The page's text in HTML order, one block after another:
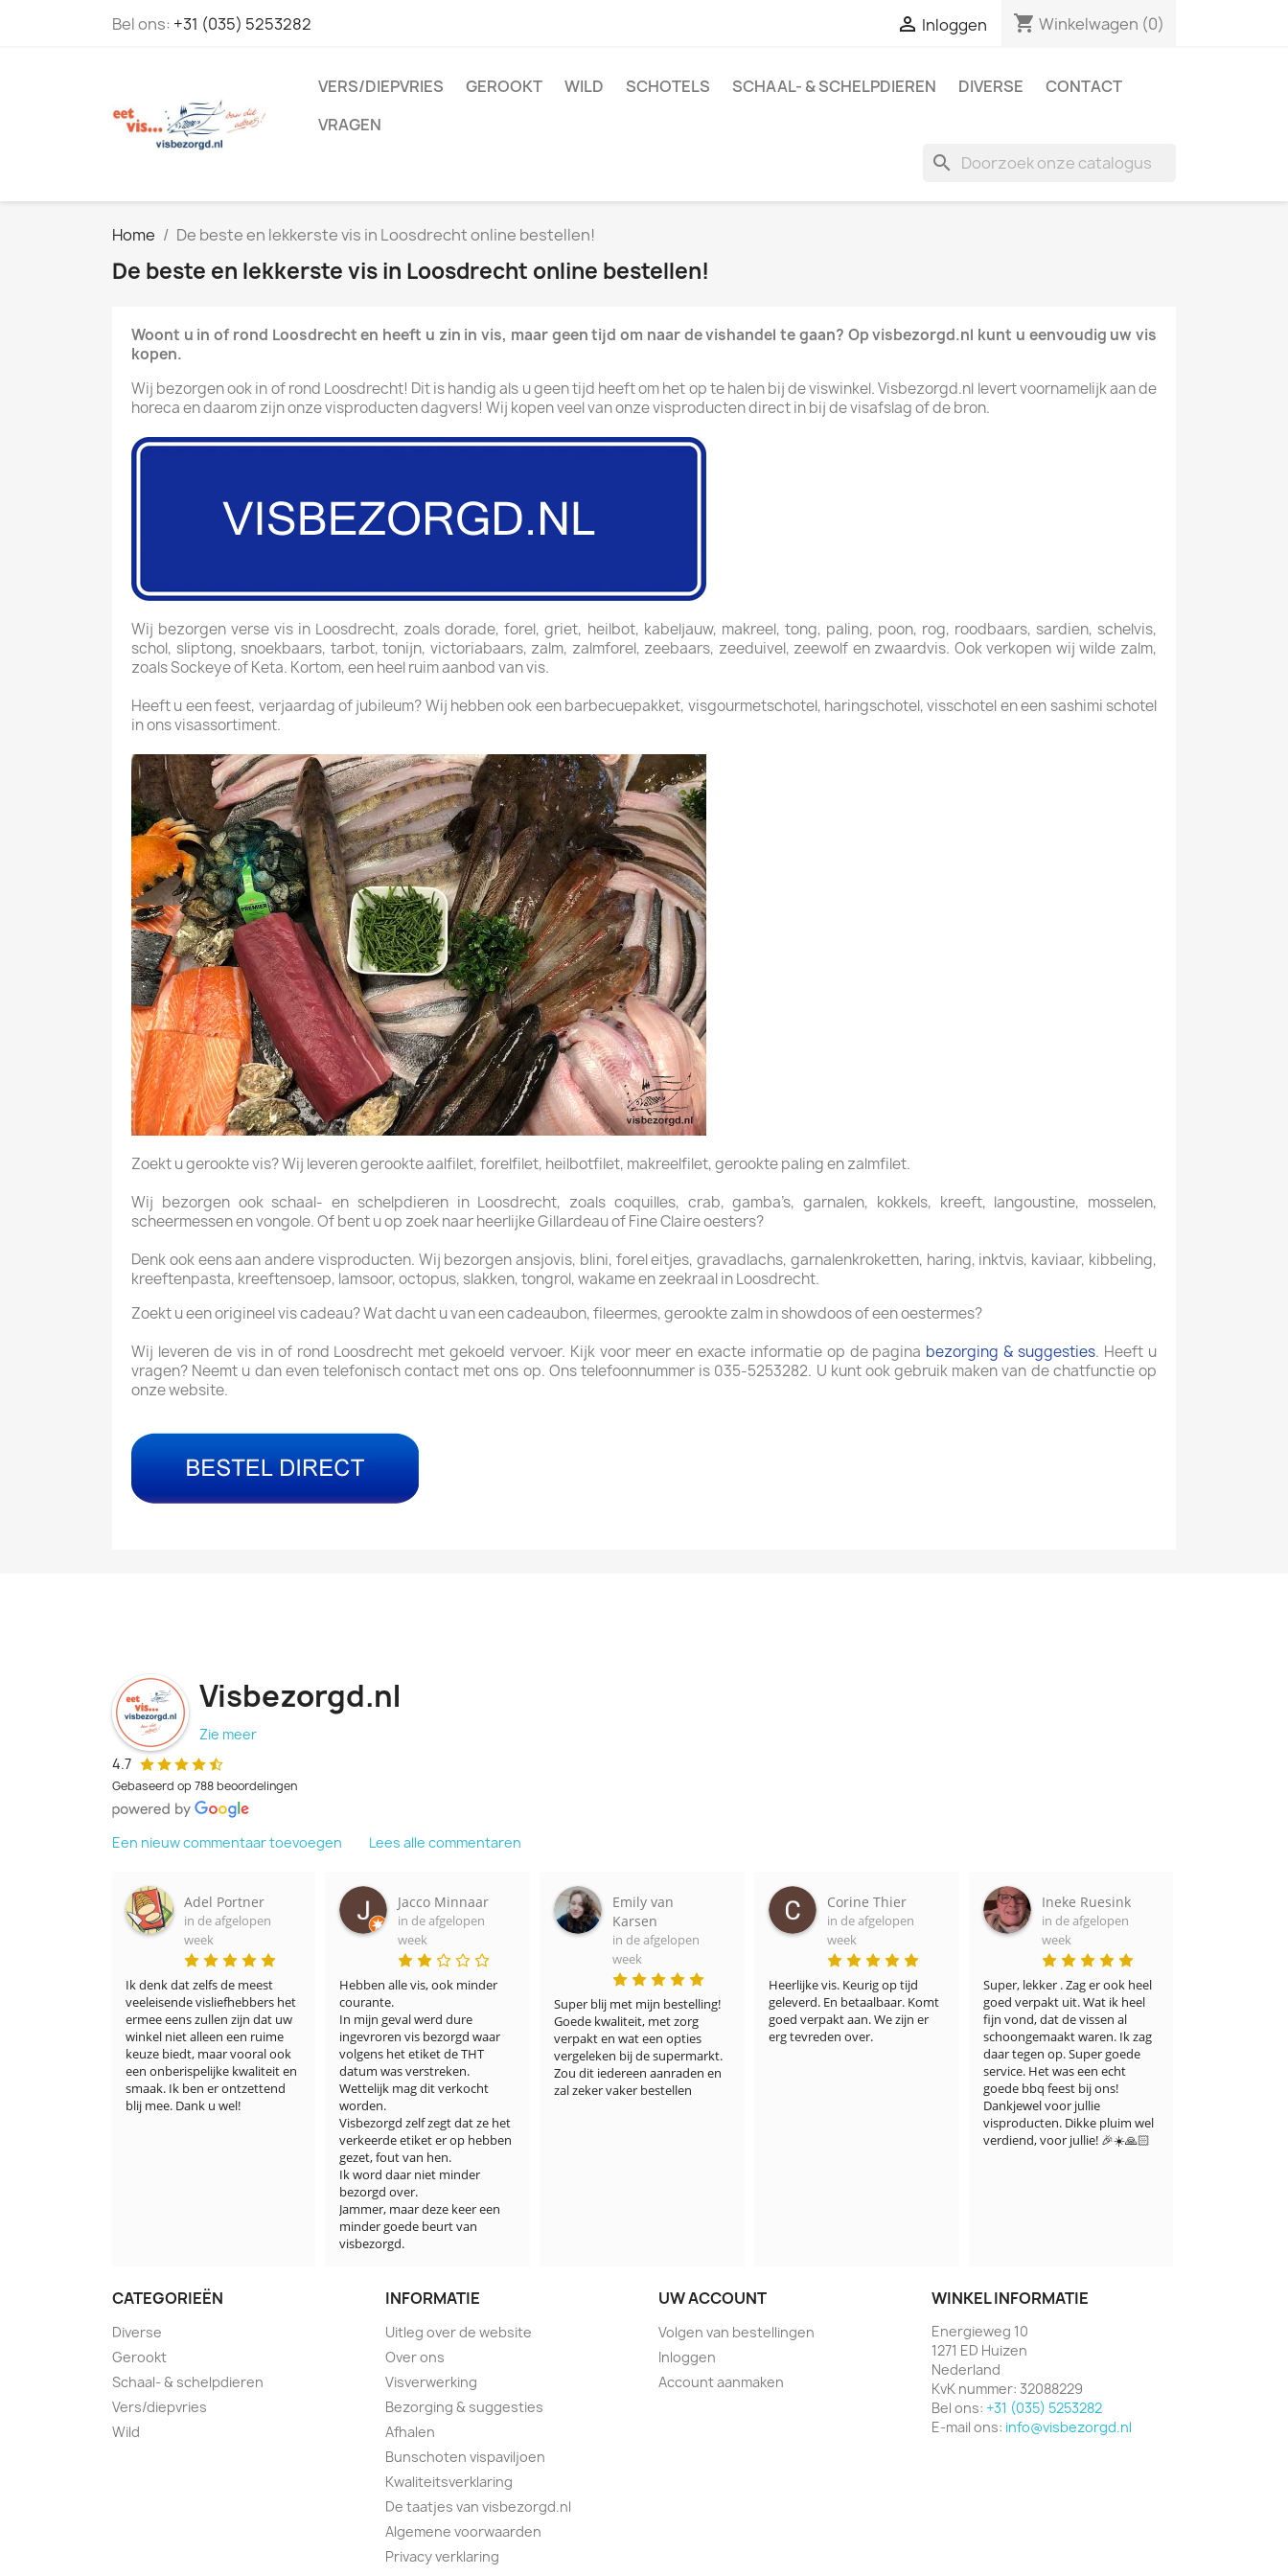
Bel ons: +31 (035) 5253282  Inloggen shopping_cart Winkelwagen (0)
VERS/DIEPVRIES GEROOKT WILD SCHOTELS SCHAAL- & SCHELPDIEREN DIVERSE
CONTACT
VRAGEN
search
Home De beste en lekkerste vis in Loosdrecht online bestellen!
De beste en lekkerste vis in Loosdrecht online bestellen!
Woont u in of rond Loosdrecht en heeft u zin in vis, maar geen tijd om naar de vishandel te gaan? Op visbezorgd.nl kunt u eenvoudig uw vis
kopen.
Wij bezorgen ook in of rond Loosdrecht! Dit is handig als u geen tijd heeft om het op te halen bij de viswinkel. Visbezorgd.nl levert voornamelijk aan de
horeca en daarom zijn onze visproducten dagvers! Wij kopen veel van onze visproducten direct in bij de visafslag of de bron.
Wij bezorgen verse vis in Loosdrecht, zoals dorade, forel, griet, heilbot, kabeljauw, makreel, tong, paling, poon, rog, roodbaars, sardien, schelvis,
schol, sliptong, snoekbaars, tarbot, tonijn, victoriabaars, zalm, zalmforel, zeebaars, zeeduivel, zeewolf en zwaardvis. Ook verkopen wij wilde zalm,
zoals Sockeye of Keta. Kortom, een heel ruim aanbod van vis.
Heeft u een feest, verjaardag of jubileum? Wij hebben ook een barbecuepakket, visgourmetschotel, haringschotel, visschotel en een sashimi schotel
in ons visassortiment.
Zoekt u gerookte vis? Wij leveren gerookte aalfilet, forelfilet, heilbotfilet, makreelfilet, gerookte paling en zalmfilet.
Wij bezorgen ook schaal- en schelpdieren in Loosdrecht, zoals coquilles, crab, gamba’s, garnalen, kokkels, kreeft, langoustine, mosselen,
scheermessen en vongole. Of bent u op zoek naar heerlijke Gillardeau of Fine Claire oesters?
Denk ook eens aan andere visproducten. Wij bezorgen ansjovis, blini, forel eitjes, gravadlachs, garnalenkroketten, haring, inktvis, kaviaar, kibbeling,
kreeftenpasta, kreeftensoep, lamsoor, octopus, slakken, tongrol, wakame en zeekraal in Loosdrecht.
Zoekt u een origineel vis cadeau? Wat dacht u van een cadeaubon, fileermes, gerookte zalm in showdoos of een oestermes?
Wij leveren de vis in of rond Loosdrecht met gekoeld vervoer. Kijk voor meer en exacte informatie op de pagina bezorging & suggesties. Heeft u
vragen? Neemt u dan even telefonisch contact met ons op. Ons telefoonnummer is 035-5253282. U kunt ook gebruik maken van de chatfunctie op
onze website.
Visbezorgd.nl
Zie meer
4.7
Gebaseerd op 788 beoordelingen
Een nieuw commentaar toevoegen Lees alle commentaren
Adel Portner
in de afgelopen
week
Ik denk dat zelfs de meest
veeleisende visliefhebbers het
ermee eens zullen zijn dat uw
winkel niet alleen een ruime
keuze biedt, maar vooral ook
een onberispelijke kwaliteit en
smaak. Ik ben er ontzettend
blij mee. Dank u wel!
Jacco Minnaar
in de afgelopen
week
Hebben alle vis, ook minder
courante.
In mijn geval werd dure
ingevroren vis bezorgd waar
volgens het etiket de THT
datum was verstreken.
Wettelijk mag dit verkocht
worden.
Visbezorgd zelf zegt dat ze het
verkeerde etiket er op hebben
gezet, fout van hen.
Ik word daar niet minder
bezorgd over.
Jammer, maar deze keer een
minder goede beurt van
visbezorgd.
Emily van
Karsen
in de afgelopen
week
Super blij met mijn bestelling!
Goede kwaliteit, met zorg
verpakt en wat een opties
vergeleken bij de supermarkt.
Zou dit iedereen aanraden en
zal zeker vaker bestellen
Corine Thier
in de afgelopen
week
Heerlijke vis. Keurig op tijd
geleverd. En betaalbaar. Komt
goed verpakt aan. We zijn er
erg tevreden over.
Ineke Ruesink
in de afgelopen
week
Super, lekker . Zag er ook heel
goed verpakt uit. Wat ik heel
fijn vond, dat de vissen al
schoongemaakt waren. Ik zag
daar tegen op. Super goede
service. Het was een echt
goede bbq feest bij ons!
Dankjewel voor jullie
visproducten. Dikke pluim wel
verdiend, voor jullie! 🎉☀️🙏🏻
CATEGORIEËN
Diverse
Gerookt
Schaal- & schelpdieren
Vers/diepvries
Wild
INFORMATIE
Uitleg over de website
Over ons
Visverwerking
Bezorging & suggesties
Afhalen
Bunschoten vispaviljoen
Kwaliteitsverklaring
De taatjes van visbezorgd.nl
Algemene voorwaarden
Privacy verklaring
UW ACCOUNT
Volgen van bestellingen
Inloggen
Account aanmaken
WINKEL INFORMATIE
Energieweg 10
1271 ED Huizen
Nederland
KvK nummer: 32088229
Bel ons: +31 (035) 5253282
E-mail ons: info@visbezorgd.nl